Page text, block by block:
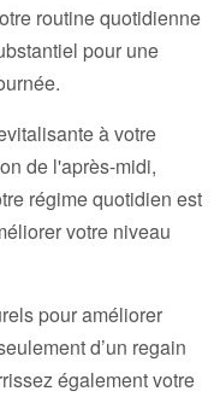
routine quotidienne
pour une
à votre
de l'après-midi,
régime quotidien est
votre niveau
pour améliorer
d’un regain
également votre